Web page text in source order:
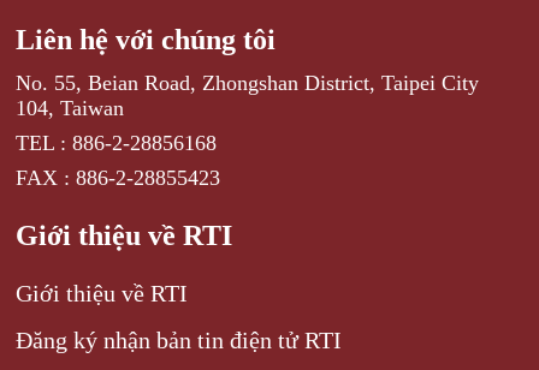
Liên hệ với chúng tôi
No. 55, Beian Road, Zhongshan District, Taipei City
104, Taiwan
TEL : 886-2-28856168
FAX : 886-2-28855423
Giới thiệu về RTI
Giới thiệu về RTI
Đăng ký nhận bản tin điện tử RTI